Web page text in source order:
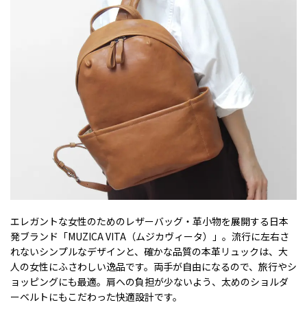
エレガントな女性のためのレザーバッグ・革小物を展開する日本
発ブランド「MUZICA VITA（ムジカヴィータ）」。流行に左右さ
れないシンプルなデザインと、確かな品質の本革リュックは、大
人の女性にふさわしい逸品です。両手が自由になるので、旅行やシ
ョッピングにも最適。肩への負担が少ないよう、太めのショルダ
ーベルトにもこだわった快適設計です。